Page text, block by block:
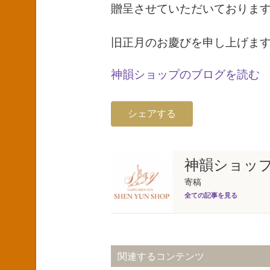
贈呈させていただいております
旧正月のお慶びを申し上げます
神韻ショップのブログを読む
シェアする
神韻ショッ
寄稿
全ての記事を見る
関連するコンテンツ